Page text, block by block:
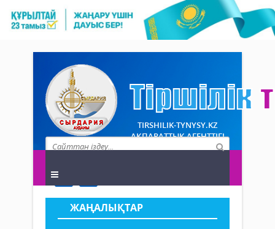
TIRSHILIK-TYNYSY.KZ
АҚПАРАТТЫҚ АГЕНТТІГІ
ЖАҢАЛЫҚТАР